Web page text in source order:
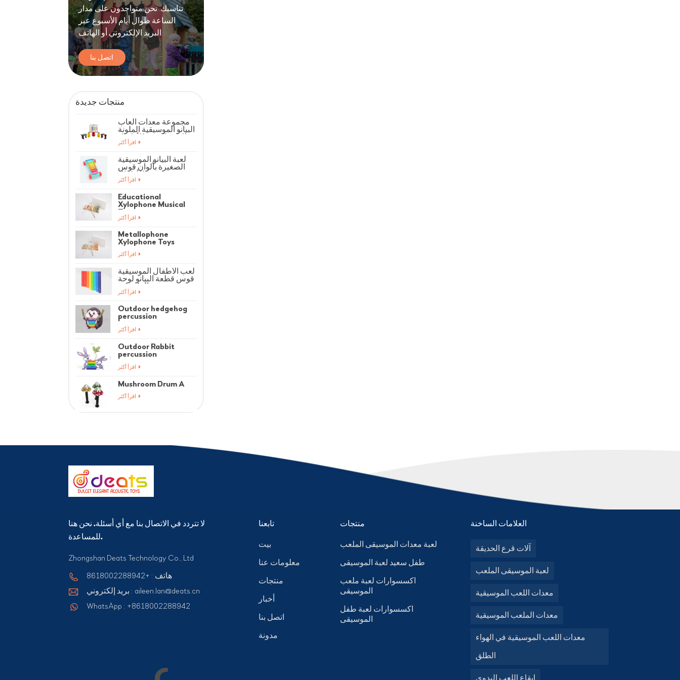
تناسبك. نحن متواجدون على مدار
الساعة طوال أيام الأسبوع عبر
البريد الإلكتروني أو الهاتف.
اتصل بنا
منتجات جديدة
مجموعة معدات ألعاب
البيانو الموسيقية الملونة
للياقة البدنية للأطفال
لعبة البيانو الموسيقية
الصغيرة بألوان قوس
قزح للأطفال
Educational
Xylophone Musical
Toys
Metallophone
Xylophone Toys
لعب الأطفال الموسيقية
قوس قطعة البيانو لوحة
الملحقات
Outdoor hedgehog
percussion
instrument
Outdoor Rabbit
percussion
instrument
Mushroom Drum A
لا تتردد في الاتصال بنا مع أي أسئلة. نحن هنا
للمساعدة.
Zhongshan Deats Technology Co., Ltd
هاتف : +8618002288942
بريد إلكتروني : aileen.lan@deats.cn
WhatsApp : +8618002288942
تابعنا
بيت
معلومات عنا
منتجات
أخبار
اتصل بنا
مدونة
منتجات
لعبة معدات الموسيقى الملعب
طفل سعيد لعبة الموسيقى
اكسسوارات لعبة ملعب
الموسيقى
اكسسوارات لعبة طفل
الموسيقى
العلامات الساخنة
آلات قرع الحديقة
لعبة الموسيقى الملعب
معدات اللعب الموسيقية
معدات الملعب الموسيقية
معدات اللعب الموسيقية في الهواء
الطلق
إيقاع اللعب اليدوي